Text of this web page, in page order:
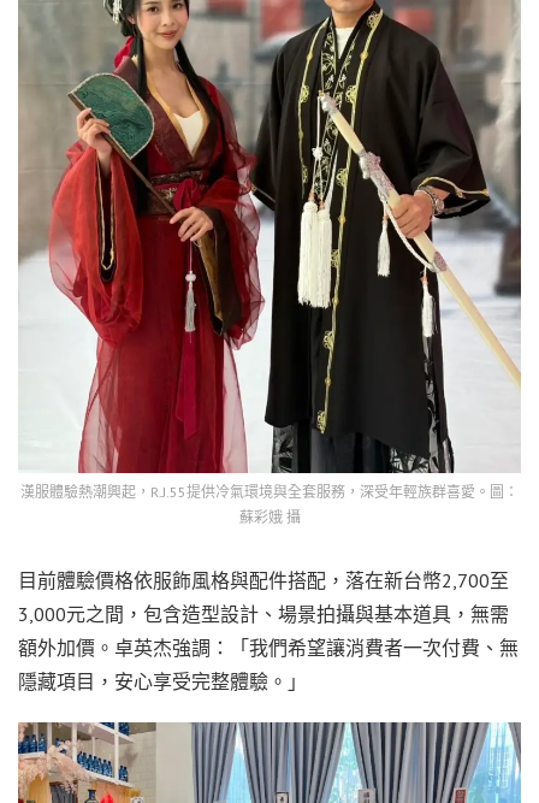
漢服體驗熱潮興起，R.J.55提供冷氣環境與全套服務，深受年輕族群喜愛。圖：
蘇彩娥 攝
目前體驗價格依服飾風格與配件搭配，落在新台幣2,700至
3,000元之間，包含造型設計、場景拍攝與基本道具，無需
額外加價。卓英杰強調：「我們希望讓消費者一次付費、無
隱藏項目，安心享受完整體驗。」